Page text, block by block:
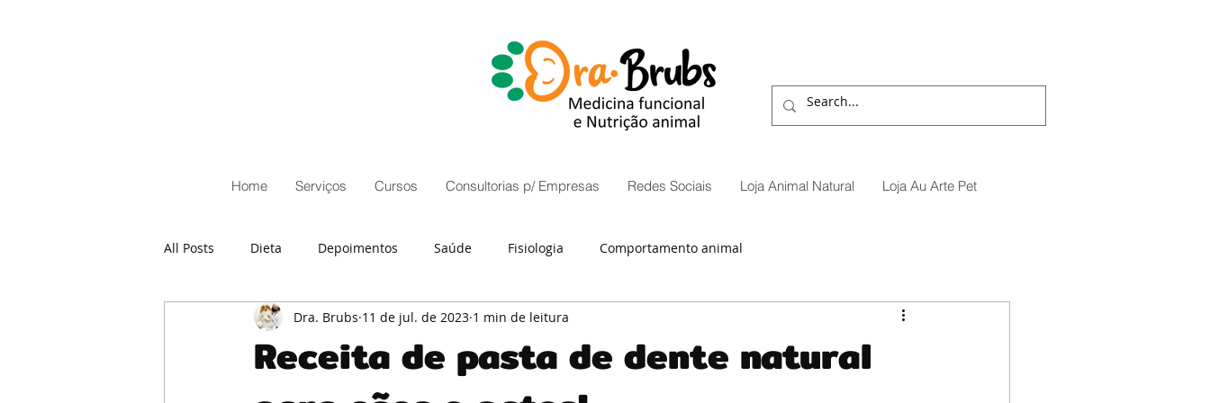
Home Serviços Cursos Consultorias p/ Empresas Redes Sociais Loja Animal Natural Loja Au Arte Pet
All Posts Dieta Depoimentos Saúde Fisiologia Comportamento animal
Receita de pasta de dente natural
Dra. Brubs 11 de jul. de 2023 1 min de leitura